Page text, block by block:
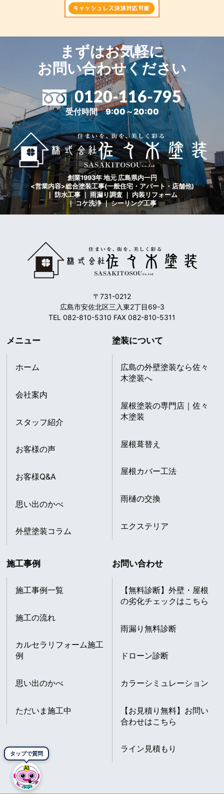
タップで質問
まずはお気軽に
お問い合わせください
0120-116-795
受付時間 9:00～20:00
創業1993年 地元 広島県内一円
<営業内容>総合塗装工事(一般住宅・アパート・店舗他)
｜ 防水工事 ｜ 雨漏り調査 ｜ 内装リフォーム
｜ コケ洗浄 ｜ シーリング工事
〒731-0212
広島市安佐北区三入東2丁目69-3
TEL 082-810-5310 FAX 082-810-5311
メニュー
ホーム
会社案内
スタッフ紹介
お客様の声
お客様Q&A
思い出のかべ
外壁塗装コラム
塗装について
広島の外壁塗装なら佐々
木塗装へ
屋根塗装の専門店｜佐々
木塗装
屋根葺替え
屋根カバー工法
雨樋の交換
エクステリア
施工事例
施工事例一覧
施工の流れ
カルセラリフォーム施工
例
思い出のかべ
ただいま施工中
お問い合わせ
【無料診断】外壁・屋根
の劣化チェックはこちら
雨漏り無料診断
ドローン診断
カラーシミュレーション
【お見積り無料】お問い
合わせはこちら
ライン見積もり